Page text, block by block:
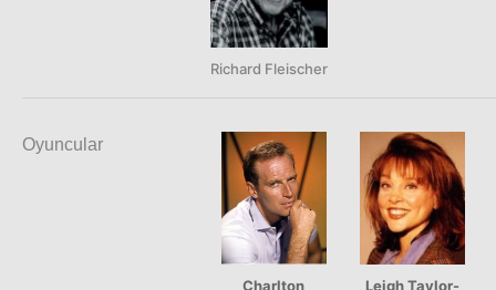
Richard Fleischer
Oyuncular
Charlton
Leigh Taylor-